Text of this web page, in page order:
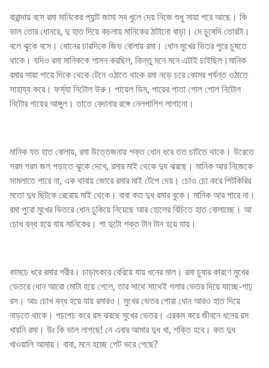
বারান্দায় বসে রমা মানিকের প্যান্ট জামা সব খুলে দেয় নিজে শুধু সায়া পরে আছে। কি
ভাল তোর ধোনরে, দু হাত দিয়ে কচলায় মানিকের ঠাটানো বাড়া। দে চুষেদি তোরটা।
বলে ঝুকে বসে। ধোনের চারদিকে জিভ বোলায় রমা। ধোন মুখের ভিতর পুরে চুষতে
থাকে। যদিও রমা মানিককে শাসন করছিল, কিন্তু মনে মনে এটাই চাইছিল।মানিক
রমার সায়া পায়ে দিকে থেকে টেনে ওঠাতে থাকে রমা নড়ে চরে কোমর পর্যন্ত ওঠাতে
সাহায্য করে। ফর্স্যা নিটোল উরু। পায়েল ডিম, পায়ের পাতা গোল গোল নিটোল
নিটোর গায়ের আঙ্গুল। তাতে বেদানার রঙ্গে নেলপালিশ লাগানো।
মানিক যত হাত বোলায়, রমা উত্তেজনায় শক্ত ধোন ধরে তত চাটতে থাকে। উরেতে
গরম গরম জল পড়াতে ঝুকে দেখে, রমার মাই থেকে দুধ ঝরছে। মানিক আর নিজেকে
সামলাতে পারে না, এক থাবায় জোরে রমার মাই টেপে দেয়। চোও চো করে পিটকিরির
মতো দুধ ছিটকে রেরোয় মাই থেকে। বাবা কত দুধ রমার বুকে। মানিক আর পারে না।
রমা পুরো মুখের ভিতরে ধোন ঢুকিয়ে নিয়েছে আর হোলের বিচিতে হাত বোলাচ্ছে। আ
চোখ বন্ধ হয়ে যায় মানিকের। পা দুটো শক্ত টান টান হয়ে যায়।
কামচে ধরে রমার শরীর। চাড়াৎকরে বেরিয়ে যায় ধনের মাল। রমা চুষার কারণে মুখের
ভেতরে ধোন আরো মোটা হয়ে গেলে, তার সাথে সাথেই গলার ভেতর দিয়ে যাচ্ছে-গাঢ়
রস। আঃ চোখ বন্ধ হয়ে যায় রমারও। মুখের ভেতর পোরা ধোন আরও হাত দিয়ে
নাড়তে থাকে। পচাপচ করে রস ঝরছে মুখের ভেতর। এরকম করে জীবনে ধনের রস
খায়নি রমা। উঃ কি ভাল লাগছে! নে এবার আমার দুধ খা, শক্তি হবে। কত দুধ
খাওয়ালি আমায়। বাবা, মনে হচ্ছে পেট ভরে গেছে?